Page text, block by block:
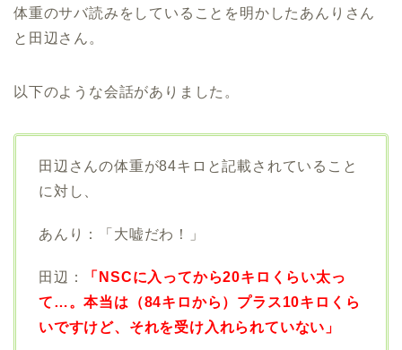
体重のサバ読みをしていることを明かしたあんりさん
と田辺さん。
以下のような会話がありました。
田辺さんの体重が84キロと記載されていること
に対し、
あんり：「大嘘だわ！」
田辺：
「NSCに入ってから20キロくらい太っ
て…。本当は（84キロから）プラス10キロくら
いですけど、それを受け入れられていない」